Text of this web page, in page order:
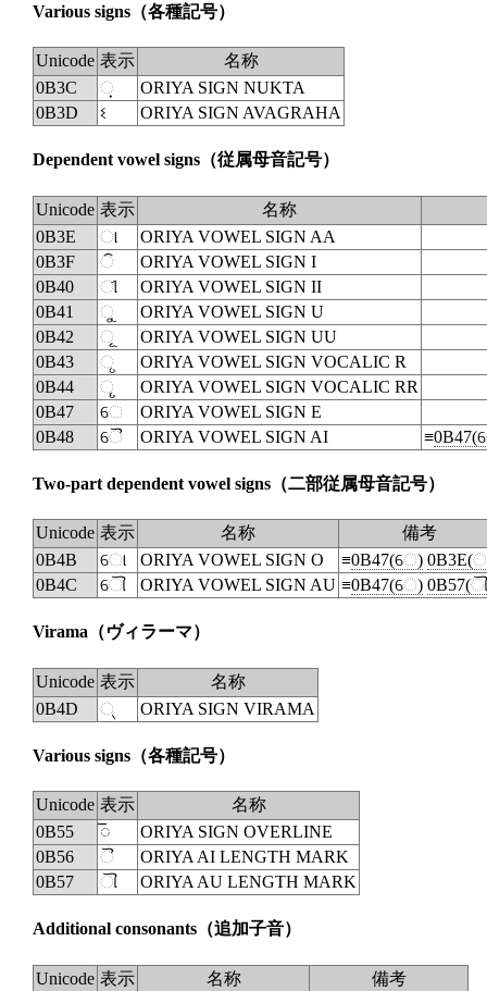
Various signs （各種記号）
Unicode 表示
名称
0B3C
◌଼
ORIYA SIGN NUKTA
0B3D
ଽ ORIYA SIGN AVAGRAHA
Dependent vowel signs （従属母音記号）
Unicode 表示 名称
0B3E
ା
ORIYA VOWEL SIGN AA
0B3F
◌ି
ORIYA VOWEL SIGN I
0B40
ୀ
ORIYA VOWEL SIGN II
0B41
◌ୁ
ORIYA VOWEL SIGN U
0B42
◌ୂ
ORIYA VOWEL SIGN UU
0B43
◌ୃ
ORIYA VOWEL SIGN VOCALIC R
0B44
◌ୄ
ORIYA VOWEL SIGN VOCALIC RR
0B47
େ
ORIYA VOWEL SIGN E
0B48
ୈ ORIYA VOWEL SIGN AI ≡
Two-part dependent vowel signs （二部従属母音記号）
Unicode 表示 名称
備考
0B4B
ୋ ORIYA VOWEL SIGN O ≡0B47(େ)
0B4C
ୌ ORIYA VOWEL SIGN AU ≡0B47(େ)
Virama （ヴィラーマ）
Unicode 表示
名称
0B4D
◌୍ ORIYA SIGN VIRAMA
Various signs （各種記号）
Unicode 表示
名称
0B55
◌୕
ORIYA SIGN OVERLINE
0B56
◌ୖ
ORIYA AI LENGTH MARK
0B57
ୗ ORIYA AU LENGTH MARK
Additional consonants （追加子音）
Unicode 表示 名称 備考